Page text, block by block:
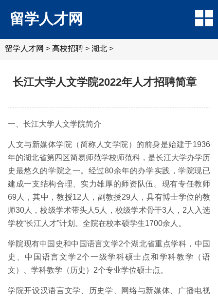
留学人才网
留学人才网 > 高校招聘 > 湖北 >
长江大学人文学院2022年人才招聘简章
一、长江大学人文学院简介
人文与新媒体学院（简称人文学院）的前身是始建于1936
年的湖北省第四区简易师范学校师范科，是长江大学办学历
史最悠久的学院之一。经过80余年的办学实践，学院现已
建成一支结构合理、实力雄厚的师资队伍。现有专任教师
69人，其中，教授12人，副教授29人，具有博士学位的教
师30人，校级学术带头人5人，校级学术骨干3人，2人入选
学校“长江人才”计划。全院在校本硕学生1700余人。
学院现有中国史和中国语言文学2个湖北省重点学科，中国
史、中国语言文学2个一级学科硕士点和学科教学（语
文）、学科教学（历史）2个专业学位硕士点。
学院开设汉语言文学、历史学、网络与新媒体、广播电视